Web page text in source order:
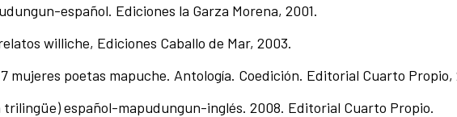
español. Ediciones la Garza Morena, 2001.
williche, Ediciones Caballo de Mar, 2003.
mujeres poetas mapuche. Antología. Coedición. Editorial Cuarto Propio,
trilingüe) español-mapudungun-inglés. 2008. Editorial Cuarto Propio.